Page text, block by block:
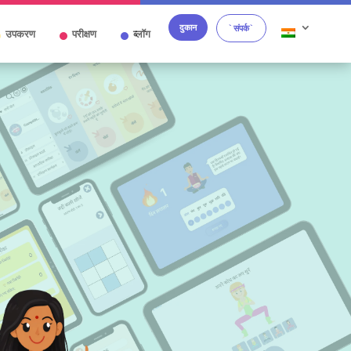
उपकरण परीक्षण ब्लॉग दुकान `संपर्क`